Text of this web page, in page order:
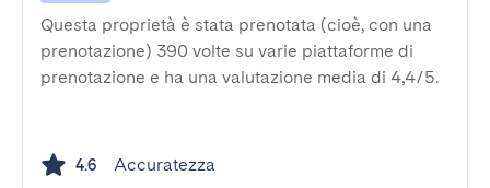
Questa proprietà è stata prenotata (cioè, con una
prenotazione) 390 volte su varie piattaforme di
prenotazione e ha una valutazione media di 4,4/5.
4.6 Accuratezza